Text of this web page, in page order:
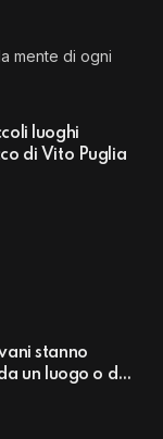
mente di ogni
luoghi
di Vito Puglia
stanno
un luogo o da